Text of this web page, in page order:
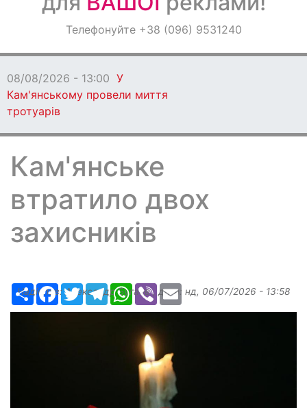
ОголошенняТелефонуйте +38 (096) 9531240
08/08/2026 - 13:00 У
Кам'янському провели миття
тротуарів
Кам'янське
втратило двох
захисників
РесурсFacebook
TwitterTelegramWhatsApp
Viber Email
Надіслав:Александр Бугаев, дата: нд, 06/07/2026 - 13:58